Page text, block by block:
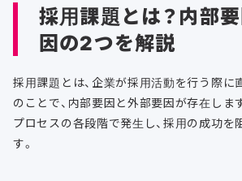
採用課題とは？内部
因の2つを解説
採用課題とは、企業が採用活動を行う際に
のことで、内部要因と外部要因が存在しま
プロセスの各段階で発生し、採用の成功を
す。